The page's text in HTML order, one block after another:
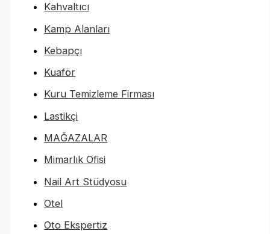
Kahvaltıcı
Kamp Alanları
Kebapçı
Kuaför
Kuru Temizleme Firması
Lastikçi
MAĞAZALAR
Mimarlık Ofisi
Nail Art Stüdyosu
Otel
Oto Ekspertiz